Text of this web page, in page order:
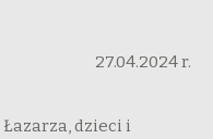
27.04.2024 r.
dzieci i